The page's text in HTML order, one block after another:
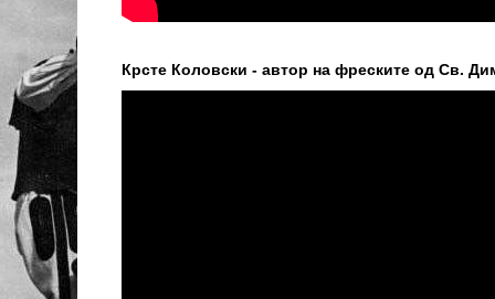
Крсте Коловски - автор на фреските од Св.